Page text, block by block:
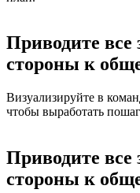
Приводите все
стороны к
Визуализируйте в
чтобы выработать
Приводите все
стороны к